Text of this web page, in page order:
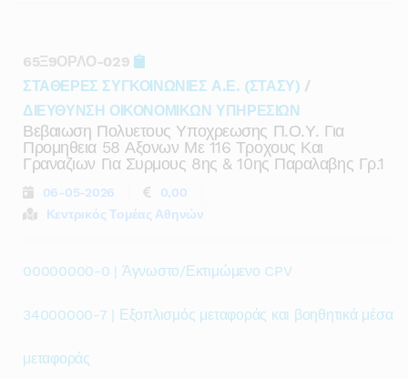
65Ξ9ΟΡΛΟ-029
ΣΤΑΘΕΡΕΣ ΣΥΓΚΟΙΝΩΝΙΕΣ Α.Ε. (ΣΤΑΣΥ) /
ΔΙΕΥΘΥΝΣΗ ΟΙΚΟΝΟΜΙΚΩΝ ΥΠΗΡΕΣΙΩΝ
Βεβαιωση Πολυετους Υποχρεωσης Π.ο.υ. Για
Προμηθεια 58 Αξονων Με 116 Τροχους Και
Γραναζιων Για Συρμους 8ης & 10ης Παραλαβης Γρ.1
06-05-2026
0,00
Κεντρικός Τομέας Αθηνών
00000000-0 | Άγνωστο/Εκτιμώμενο CPV
34000000-7 | Εξοπλισμός μεταφοράς και βοηθητικά μέσα
μεταφοράς